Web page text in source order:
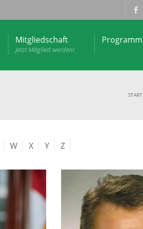
Mitgliedschaft
Jetzt Mitglied werden!
Programm
START
W X Y Z